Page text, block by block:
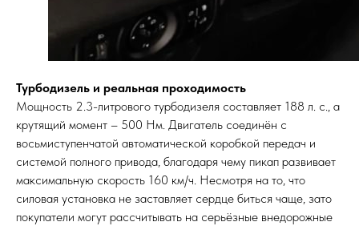
Турбодизель и реальная проходимость
Мощность 2.3-литрового турбодизеля составляет 188 л. с., а
крутящий момент – 500 Нм. Двигатель соединён с
восьмиступенчатой автоматической коробкой передач и
системой полного привода, благодаря чему пикап развивает
максимальную скорость 160 км/ч. Несмотря на то, что
силовая установка не заставляет сердце биться чаще, зато
покупатели могут рассчитывать на серьёзные внедорожные